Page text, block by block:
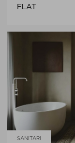
FLAT
SANITARI